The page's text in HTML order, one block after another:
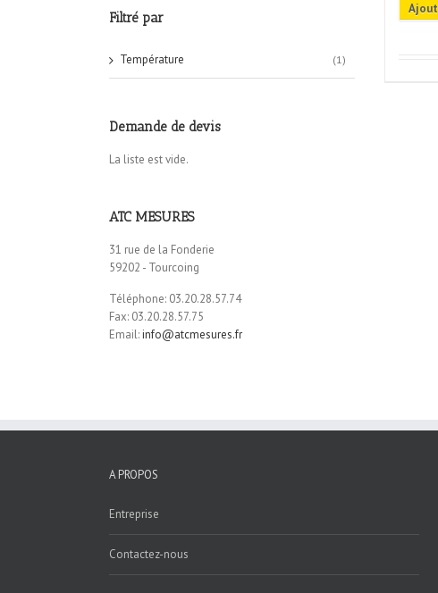
Filtré par
Température (1)
Demande de devis
La liste est vide.
ATC MESURES
31 rue de la Fonderie
59202 - Tourcoing
Téléphone: 03.20.28.57.74
Fax: 03.20.28.57.75
Email:info@atcmesures.fr
A PROPOS
Entreprise
Contactez-nous